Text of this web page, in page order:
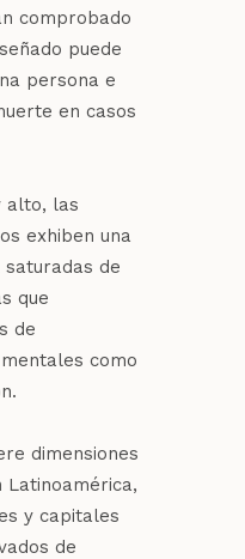
comprobado
puede
persona e
en casos
alto, las
exhiben una
de
que
de
como
dimensiones
Latinoamérica,
y capitales
de